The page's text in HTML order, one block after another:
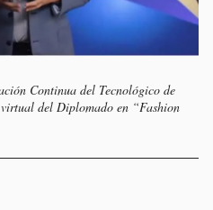
Continua del Tecnológico de
del Diplomado en “Fashion